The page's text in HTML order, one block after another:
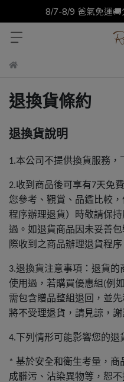
8/7-8/9 爸氣免運🚚
退換貨條約
退換貨說明
1.本公司不提供換貨服務，
2.收到商品後可享有7天免
您參考、觀賞、品鑑比較
程序辦理退貨）時敬請保
過。如退貨商品因未妥善包
際收到之商品辦理退貨程序
3.退換貨注意事項：退貨的
使用過，若購買優惠組 (例如
需包含贈品整組退回，並
將不受理退貨，請見諒，謝
4.下列情形可能影響您的退
* 基於安全和衛生考量，商
成髒污、沾染異物等，恕不